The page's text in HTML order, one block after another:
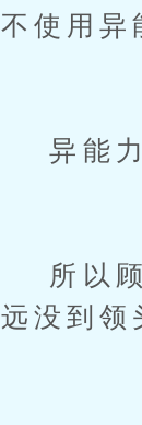
不使用异
异能力
所以顾
远没到领